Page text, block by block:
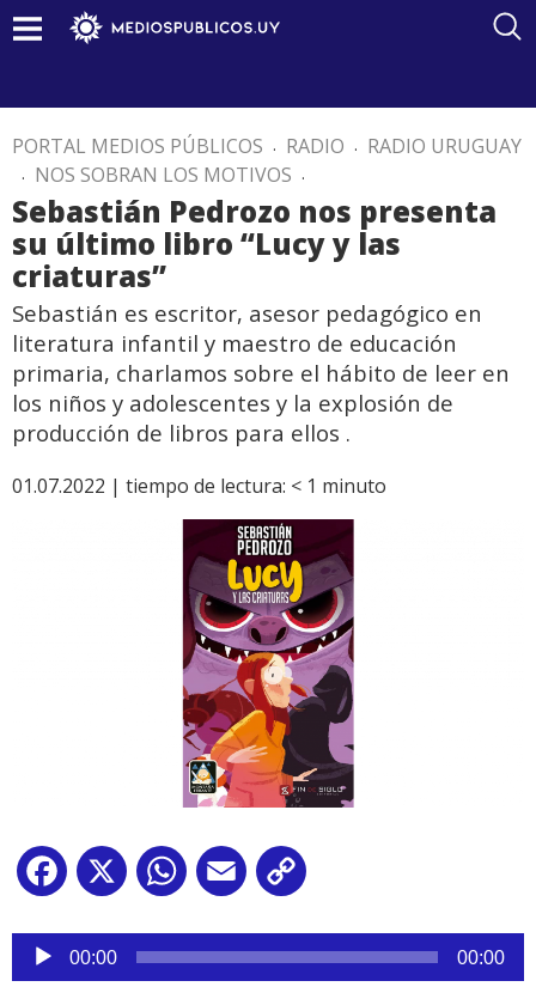
PORTAL MEDIOS PÚBLICOS . RADIO . RADIO URUGUAY
. NOS SOBRAN LOS MOTIVOS .
Sebastián Pedrozo nos presenta
su último libro “Lucy y las
criaturas”
Sebastián es escritor, asesor pedagógico en
literatura infantil y maestro de educación
primaria, charlamos sobre el hábito de leer en
los niños y adolescentes y la explosión de
producción de libros para ellos .
01.07.2022 | tiempo de lectura: < 1 minuto
Facebook
X WhatsApp
Email
Reproductor
audio
00:00 00:00